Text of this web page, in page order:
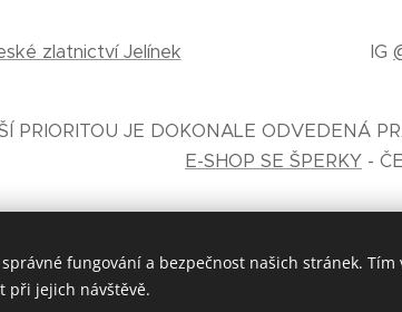
zlatnictví Jelínek IG
PRIORITOU JE DOKONALE ODVEDENÁ
E-SHOP SE ŠPERKY -
fungování a bezpečnost našich stránek. Tím
při jejich návštěvě.